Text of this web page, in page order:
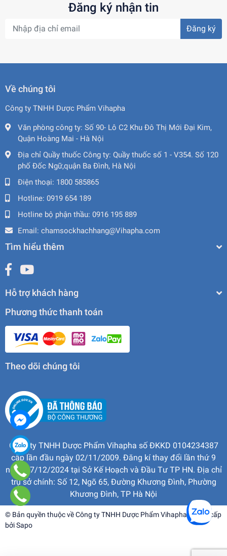
Đăng ký nhận tin
Đăng ký
Về chúng tôi
Công ty TNHH Dược Phẩm Vihapha
Văn phòng công ty: Số 90- Lô C2 Khu Đô Thị Mới Đại Kim,
Quận Hoàng Mai - Hà Nội
Địa chỉ Quầy thuốc Công ty: Quầy thuốc số 1 - V354. Số 120
phố Đốc Ngữ,quận Ba Đình, Hà Nội
Điện thoại: 1800 585865
Hotline: 0919 654 189
Hotline bộ phận thầu: 0916 195 889
Email: chamsockhachhang@Vihapha.com
Tìm hiểu thêm
Hỗ trợ khách hàng
Phương thức thanh toán
Theo dõi chúng tôi
Công ty TNHH Dược Phẩm Vihapha số ĐKKD 0104234387
cấp lần đầu ngày 02/11/2009. Đăng kí thay đổi lần thứ 9
ngày 17/12/2024 tại Sở Kế Hoạch và Đầu Tư TP HN. Địa chỉ
trụ sở chính: Số 12, Ngõ 65, Đường Khương Đình, Phường
Khương Đình, TP Hà Nội
© Bản quyền thuộc vềCông ty TNHH Dược Phẩm Vihapha| Cung cấp
bởiSapo